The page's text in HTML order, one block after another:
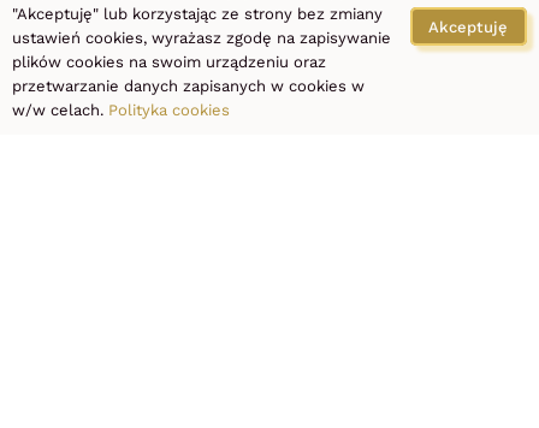
pełen efekt wyszczuplenia i ujędrnienia. Co
ważne, efekty są naturalne, długotrwałe i
widoczne nie tylko w lustrze, ale także na
zdjęciach porównawczych.
"Akceptuję" lub korzystając ze strony bez zmiany
ustawień cookies, wyrażasz zgodę na zapisywanie
plików cookies na swoim urządzeniu oraz
przetwarzanie danych zapisanych w cookies w
w/w celach. Polityka cookies
Akceptuję